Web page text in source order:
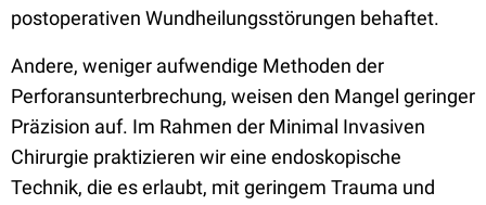
postoperativen Wundheilungsstörungen behaftet.
Andere, weniger aufwendige Methoden der
Perforansunterbrechung, weisen den Mangel geringer
Präzision auf. Im Rahmen der Minimal Invasiven
Chirurgie praktizieren wir eine endoskopische
Technik, die es erlaubt, mit geringem Trauma und